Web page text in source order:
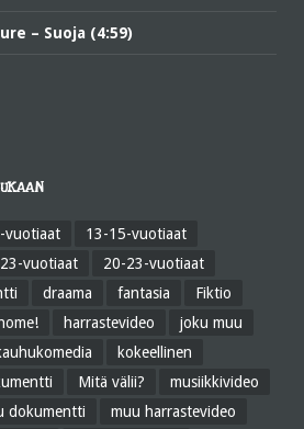
– Suoja (4:59)
vuotiaat
13-15-vuotiaat
vuotiaat
20-23-vuotiaat
draama fantasia
Fiktio
harrastevideo
joku muu
kokeellinen
Mitä välii?
musiikkivideo
dokumentti
muu harrastevideo